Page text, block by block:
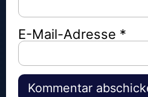
E-Mail-Adresse *